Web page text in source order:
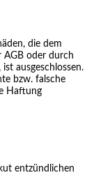
die dem
AGB oder durch
ausgeschlossen.
bzw. falsche
Haftung
entzündlichen